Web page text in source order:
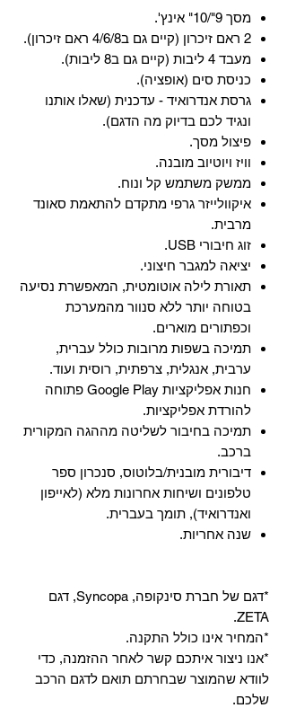
מסך 9"/10" אינץ'.
2 ראם זיכרון (קיים גם ב4/6/8 ראם זיכרון).
מעבד 4 ליבות (קיים גם ב8 ליבות).
כניסת סים (אופציה).
גרסת אנדרואיד - עדכנית (שאלו אותנו
ונגיד לכם בדיוק מה הדגם).
פיצול מסך.
וויז ויוטיוב מובנה.
ממשק משתמש קל ונוח.
איקוולייזר גרפי מתקדם להתאמת סאונד
מרבית.
זוג חיבורי USB.
יציאה למגבר חיצוני.
תאורת לילה אוטומטית, המאפשרת נסיעה
בטוחה יותר ללא סנוור מהמערכת
וכפתורים מוארים.
תמיכה בשפות מרובות כולל עברית,
ערבית, אנגלית, צרפתית, רוסית ועוד.
‏חנות אפליקציות Google Play פתוחה
להורדת אפליקציות.
‏תמיכה בחיבור לשליטה מההגה המקורית
ברכב.
‏דיבורית מובנית/בלוטוס, ‏סנכרון ספר
טלפונים ושיחות אחרונות מלא (לאייפון
ואנדרואיד), תומך בעברית.
שנה אחריות.
*דגם של חברת סינקופה, Syncopa, דגם
ZETA.
*המחיר אינו כולל התקנה.
*אנו ניצור איתכם קשר לאחר ההזמנה, כדי
לוודא שהמוצר שבחרתם תואם לדגם הרכב
שלכם.